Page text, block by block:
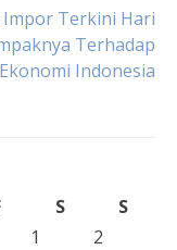
Terkini Hari
Terhadap
Ekonomi Indonesia
S
S
1
2